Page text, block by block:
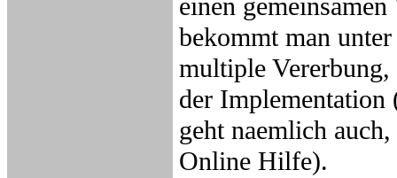
einen
bekommt man
multiple
der Implementation
geht naemlich
Online Hilfe).